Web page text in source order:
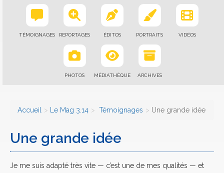
TÉMOIGNAGES REPORTAGES ÉDITOS PORTRAITS VIDÉOS
PHOTOS MÉDIATHÈQUE ARCHIVES
Accueil Le Mag 3.14 Témoignages Une grande idée
Une grande idée
Je me suis adapté très vite — c’est une de mes qualités — et